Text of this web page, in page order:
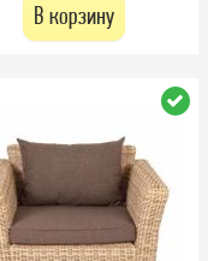
В корзину